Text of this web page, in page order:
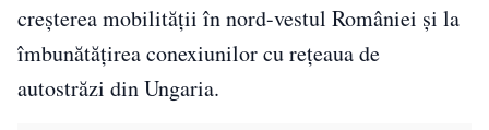
creșterea mobilității în nord-vestul României și la
îmbunătățirea conexiunilor cu rețeaua de
autostrăzi din Ungaria.